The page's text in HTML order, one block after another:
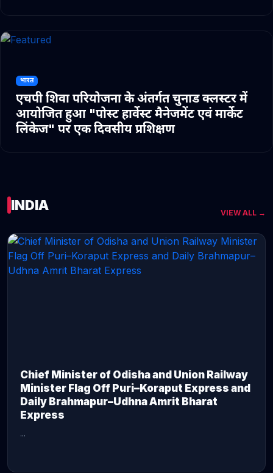
भारत
एचपी शिवा परियोजना के अंतर्गत चुनाड क्लस्टर में
आयोजित हुआ "पोस्ट हार्वेस्ट मैनेजमेंट एवं मार्केट
लिंकेज" पर एक दिवसीय प्रशिक्षण
INDIA VIEW ALL →
Chief Minister of Odisha and Union Railway
Minister Flag Off Puri–Koraput Express and
Daily Brahmapur–Udhna Amrit Bharat
Express
...